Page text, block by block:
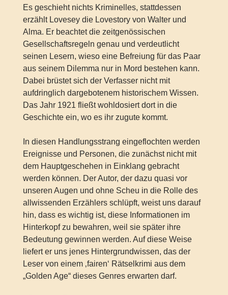
Es geschieht nichts Kriminelles, stattdessen
erzählt Lovesey die Lovestory von Walter und
Alma. Er beachtet die zeitgenössischen
Gesellschaftsregeln genau und verdeutlicht
seinen Lesern, wieso eine Befreiung für das Paar
aus seinem Dilemma nur in Mord bestehen kann.
Dabei brüstet sich der Verfasser nicht mit
aufdringlich dargebotenem historischem Wissen.
Das Jahr 1921 fließt wohldosiert dort in die
Geschichte ein, wo es ihr zugute kommt.
In diesen Handlungsstrang eingeflochten werden
Ereignisse und Personen, die zunächst nicht mit
dem Hauptgeschehen in Einklang gebracht
werden können. Der Autor, der dazu quasi vor
unseren Augen und ohne Scheu in die Rolle des
allwissenden Erzählers schlüpft, weist uns darauf
hin, dass es wichtig ist, diese Informationen im
Hinterkopf zu bewahren, weil sie später ihre
Bedeutung gewinnen werden. Auf diese Weise
liefert er uns jenes Hintergrundwissen, das der
Leser von einem ‚fairen‘ Rätselkrimi aus dem
„Golden Age“ dieses Genres erwarten darf.